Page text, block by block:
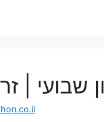
שבועי